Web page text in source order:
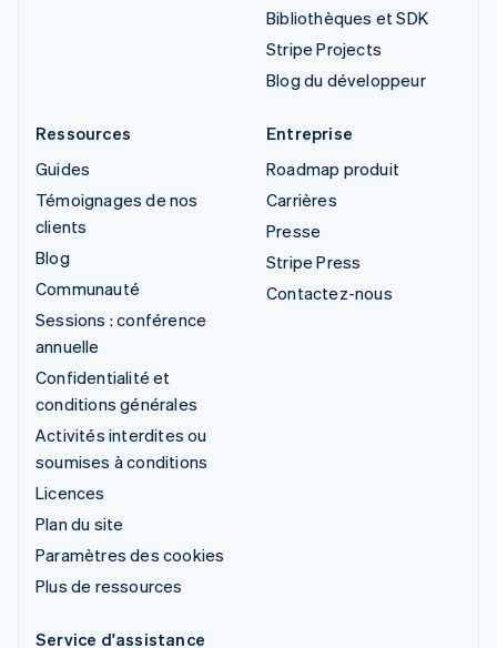
Bibliothèques et SDK
Stripe Projects
Blog du développeur
Ressources
Guides
Témoignages de nos
clients
Blog
Communauté
Sessions : conférence
annuelle
Confidentialité et
conditions générales
Activités interdites ou
soumises à conditions
Licences
Plan du site
Paramètres des cookies
Plus de ressources
Entreprise
Roadmap produit
Carrières
Presse
Stripe Press
Contactez-nous
Service d'assistance